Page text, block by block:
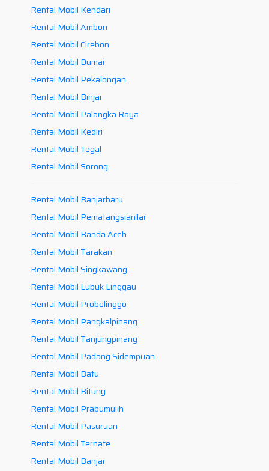
Rental Mobil Kendari
Rental Mobil Ambon
Rental Mobil Cirebon
Rental Mobil Dumai
Rental Mobil Pekalongan
Rental Mobil Binjai
Rental Mobil Palangka Raya
Rental Mobil Kediri
Rental Mobil Tegal
Rental Mobil Sorong
Rental Mobil Banjarbaru
Rental Mobil Pematangsiantar
Rental Mobil Banda Aceh
Rental Mobil Tarakan
Rental Mobil Singkawang
Rental Mobil Lubuk Linggau
Rental Mobil Probolinggo
Rental Mobil Pangkalpinang
Rental Mobil Tanjungpinang
Rental Mobil Padang Sidempuan
Rental Mobil Batu
Rental Mobil Bitung
Rental Mobil Prabumulih
Rental Mobil Pasuruan
Rental Mobil Ternate
Rental Mobil Banjar